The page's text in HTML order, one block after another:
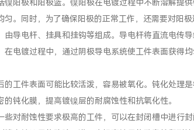
镍阳极和阳极篮。镍阳极在电镀过程中不断溶解提
匀。同时，为了确保阳极的正常工作，还需要对阳
由导电杆、挂具和挂钩等组成。导电杆将直流电传
在电镀过程中，通过阴极导电系统使工件表面获得
的工件表面可能比较活泼，容易被氧化。钝化处理
的钝化膜，提高镀镍层的耐腐蚀性和抗氧化性。
些对耐蚀性要求极高的工件，可以在封闭槽中进行